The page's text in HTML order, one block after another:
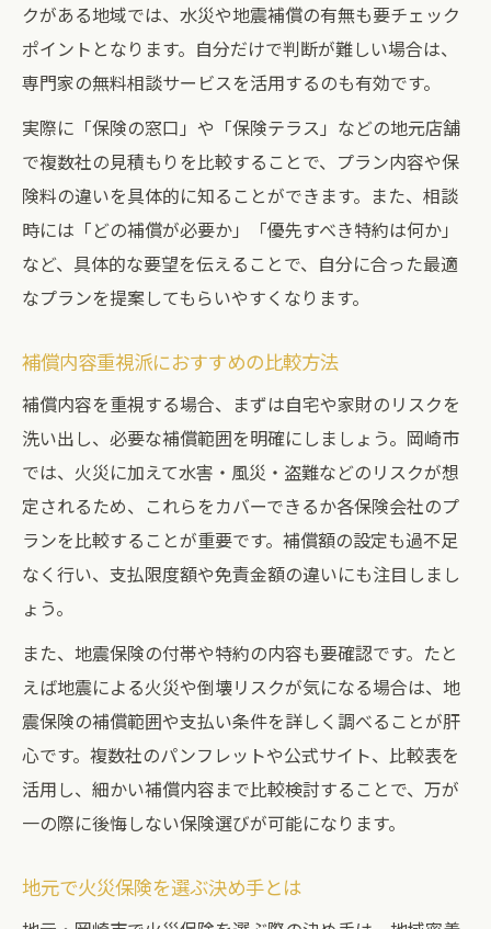
クがある地域では、水災や地震補償の有無も要チェック
ポイントとなります。自分だけで判断が難しい場合は、
専門家の無料相談サービスを活用するのも有効です。
実際に「保険の窓口」や「保険テラス」などの地元店舗
で複数社の見積もりを比較することで、プラン内容や保
険料の違いを具体的に知ることができます。また、相談
時には「どの補償が必要か」「優先すべき特約は何か」
など、具体的な要望を伝えることで、自分に合った最適
なプランを提案してもらいやすくなります。
補償内容重視派におすすめの比較方法
補償内容を重視する場合、まずは自宅や家財のリスクを
洗い出し、必要な補償範囲を明確にしましょう。岡崎市
では、火災に加えて水害・風災・盗難などのリスクが想
定されるため、これらをカバーできるか各保険会社のプ
ランを比較することが重要です。補償額の設定も過不足
なく行い、支払限度額や免責金額の違いにも注目しまし
ょう。
また、地震保険の付帯や特約の内容も要確認です。たと
えば地震による火災や倒壊リスクが気になる場合は、地
震保険の補償範囲や支払い条件を詳しく調べることが肝
心です。複数社のパンフレットや公式サイト、比較表を
活用し、細かい補償内容まで比較検討することで、万が
一の際に後悔しない保険選びが可能になります。
地元で火災保険を選ぶ決め手とは